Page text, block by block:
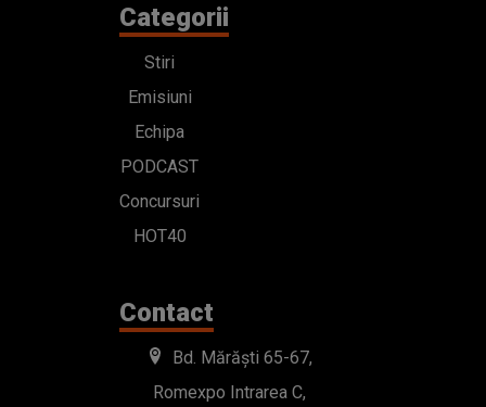
Categorii
Stiri
Emisiuni
Echipa
PODCAST
Concursuri
HOT40
Contact
Bd. Mărăști 65-67,
Romexpo Intrarea C,